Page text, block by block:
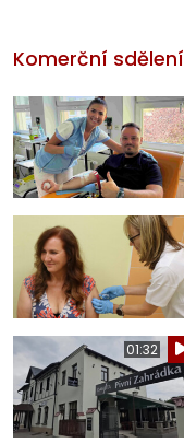
Komerční sdělení
01:32